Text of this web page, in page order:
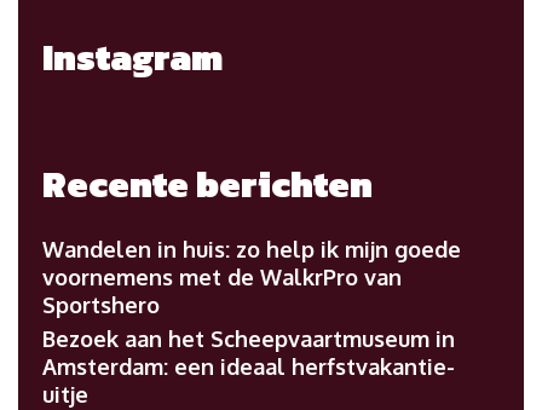
Instagram
Recente berichten
Wandelen in huis: zo help ik mijn goede
voornemens met de WalkrPro van
Sportshero
Bezoek aan het Scheepvaartmuseum in
Amsterdam: een ideaal herfstvakantie-
uitje